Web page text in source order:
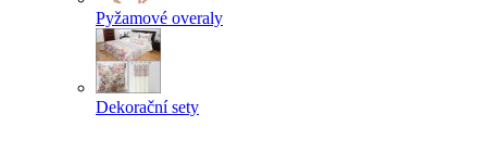
Pyžamové overaly
Dekorační sety